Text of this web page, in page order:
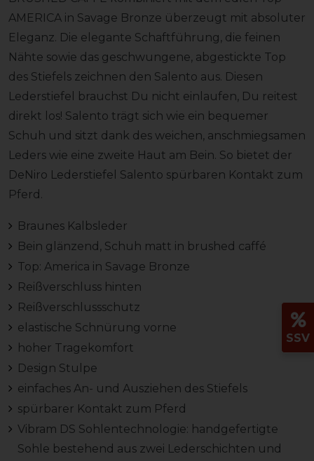
AMERICA in Savage Bronze überzeugt mit absoluter
Eleganz. Die elegante Schaftführung, die feinen
Nähte sowie das geschwungene, abgestickte Top
des Stiefels zeichnen den Salento aus. Diesen
Lederstiefel brauchst Du nicht einlaufen, Du reitest
direkt los! Salento trägt sich wie ein bequemer
Schuh und sitzt dank des weichen, anschmiegsamen
Leders wie eine zweite Haut am Bein. So bietet der
DeNiro Lederstiefel Salento spürbaren Kontakt zum
Pferd.
Braunes Kalbsleder
Bein glänzend, Schuh matt in brushed caffé
Top: America in Savage Bronze
Reißverschluss hinten
Reißverschlussschutz
elastische Schnürung vorne
hoher Tragekomfort
Design Stulpe
einfaches An- und Ausziehen des Stiefels
spürbarer Kontakt zum Pferd
Vibram DS Sohlentechnologie: handgefertigte
Sohle bestehend aus zwei Lederschichten und
SSV